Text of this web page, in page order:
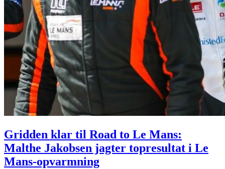
Gridden klar til Road to Le Mans:
Malthe Jakobsen jagter topresultat i Le
Mans-opvarmning